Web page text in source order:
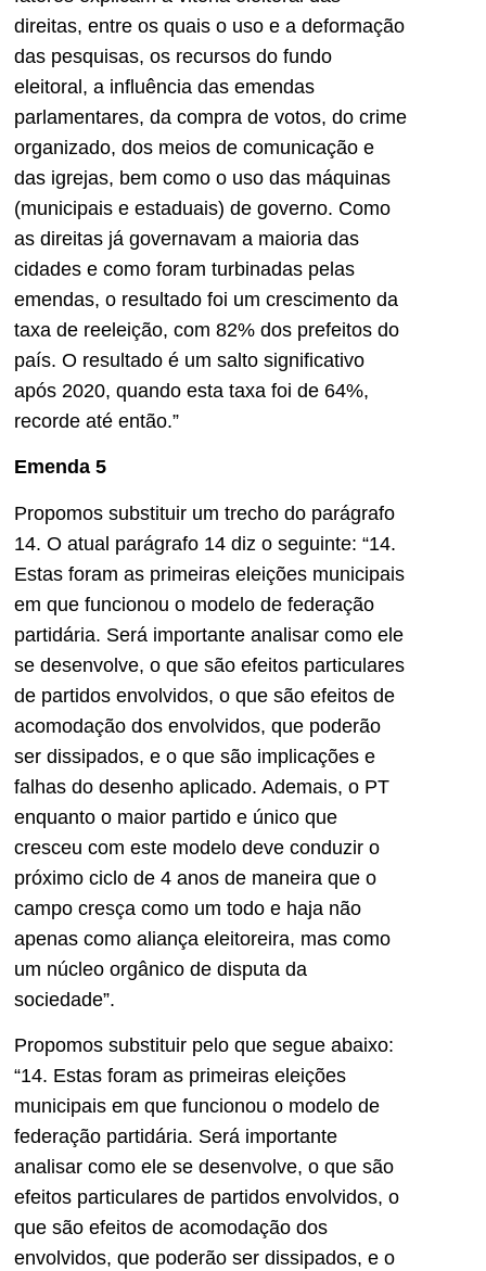
direitas, entre os quais o uso e a deformação
das pesquisas, os recursos do fundo
eleitoral, a influência das emendas
parlamentares, da compra de votos, do crime
organizado, dos meios de comunicação e
das igrejas, bem como o uso das máquinas
(municipais e estaduais) de governo. Como
as direitas já governavam a maioria das
cidades e como foram turbinadas pelas
emendas, o resultado foi um crescimento da
taxa de reeleição, com 82% dos prefeitos do
país. O resultado é um salto significativo
após 2020, quando esta taxa foi de 64%,
recorde até então.”
Emenda 5
Propomos substituir um trecho do parágrafo
14. O atual parágrafo 14 diz o seguinte: “14.
Estas foram as primeiras eleições municipais
em que funcionou o modelo de federação
partidária. Será importante analisar como ele
se desenvolve, o que são efeitos particulares
de partidos envolvidos, o que são efeitos de
acomodação dos envolvidos, que poderão
ser dissipados, e o que são implicações e
falhas do desenho aplicado. Ademais, o PT
enquanto o maior partido e único que
cresceu com este modelo deve conduzir o
próximo ciclo de 4 anos de maneira que o
campo cresça como um todo e haja não
apenas como aliança eleitoreira, mas como
um núcleo orgânico de disputa da
sociedade”.
Propomos substituir pelo que segue abaixo:
“14. Estas foram as primeiras eleições
municipais em que funcionou o modelo de
federação partidária. Será importante
analisar como ele se desenvolve, o que são
efeitos particulares de partidos envolvidos, o
que são efeitos de acomodação dos
envolvidos, que poderão ser dissipados, e o